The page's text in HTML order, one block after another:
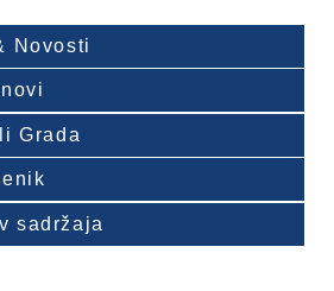
Novosti
Grada
sadržaja